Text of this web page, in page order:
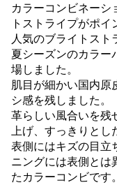
カラーコンビネーシ
トストライプがポイ
人気のブライトス
夏シーズンのカラー
場しました。
肌目が細かい国内原
シ感を残しました。
革らしい風合いを残
上げ、すっきりとし
表側にはキズの目立
ニングには表側とは
たカラーコンビです。